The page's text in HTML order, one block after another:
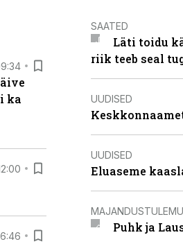
ka
SAATED
Läti toidu
riik teeb seal
UUDISED
UUDISED
Eluaseme
Puhk ja